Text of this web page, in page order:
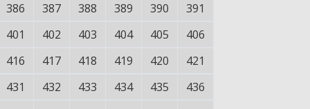
386
387 388 389 390
391
401
402 403 404 405
406
416
417 418 419 420
421
431
432 433 434 435
436